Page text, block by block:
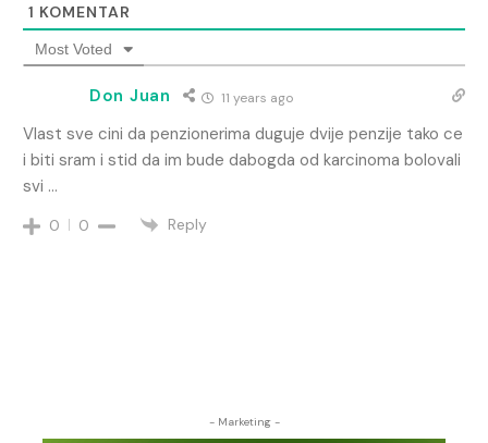
1 KOMENTAR
Most Voted
Don Juan 11 years ago
Vlast sve cini da penzionerima duguje dvije penzije tako ce
i biti sram i stid da im bude dabogda od karcinoma bolovali
svi …
0 0 Reply
- Marketing -